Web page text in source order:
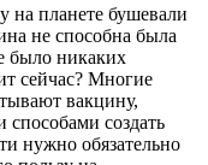
на планете бушевали
не способна была
было никаких
сейчас? Многие
вакцину,
создать
нужно обязательно